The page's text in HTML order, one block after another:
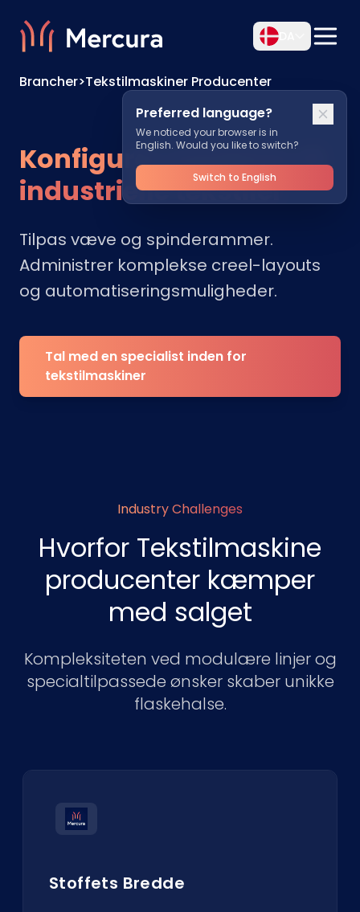
Preferred language?
We noticed your browser is in
English. Would you like to switch?
Switch to English
Brancher>Tekstilmaskiner Producenter
Konfigurer maskiner til
industrielle tekstiler
Tilpas væve og spinderammer.
Administrer komplekse creel-layouts
og automatiseringsmuligheder.
Tal med en specialist inden for
tekstilmaskiner
Industry Challenges
Hvorfor Tekstilmaskine
producenter kæmper
med salget
Kompleksiteten ved modulære linjer og
specialtilpassede ønsker skaber unikke
flaskehalse.
Stoffets Bredde